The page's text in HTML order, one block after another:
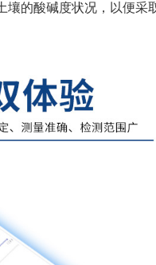
的酸碱度状况，以便采